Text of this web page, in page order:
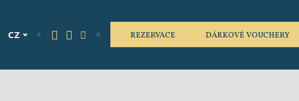
CZ REZERVACE DÁRKOVÉ VOUCHERY